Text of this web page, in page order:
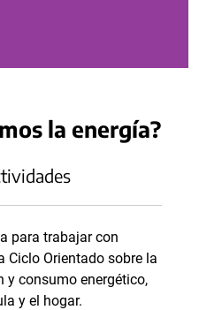
la energía?
para trabajar con
Ciclo Orientado sobre la
y consumo energético,
y el hogar.